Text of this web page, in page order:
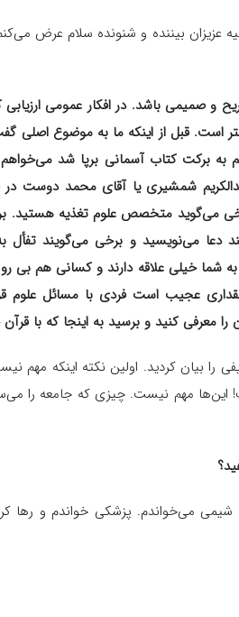
بیننده و شنونده سلام عرض
و صمیمی باشد. در افکار عمومی ارزیابی
است. قبل از اینکه ما به موضوع اصلی
برکت کتاب آسمانی برپا شد
شمشیری یا آقای محمد دوست
می‌گوید متخصص علوم تغذیه هستید.
دعا می‌نویسید و برخی می‌گویند
خیلی علاقه دارند و کسانی هم بی رو
عجیب است فردی با مسائل علوم
معرفی کنید و برسید به اینجا که با
را بیان کردید. اولین نکته اینکه
این‌ها مهم نیست. چیزی که جامعه را
می‌خواندم. پزشکی خواندم و رها